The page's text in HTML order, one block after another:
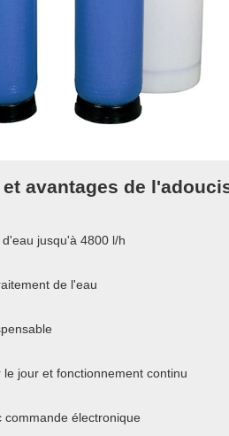
avantages de
jusqu'à 4800 l/h
de l'eau
jour et fonctionnement continu
électronique